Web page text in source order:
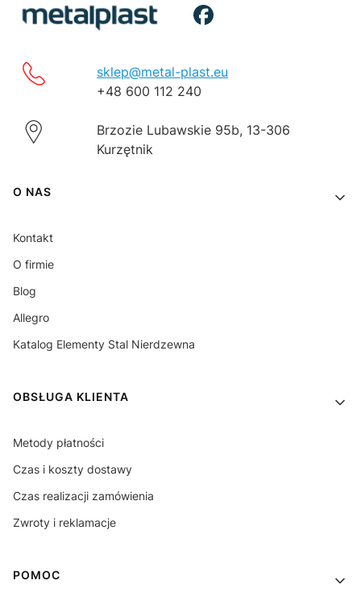
sklep@metal-plast.eu
+48 600 112 240
Brzozie Lubawskie 95b, 13-306
Kurzętnik
Linki w stopce
O NAS
Kontakt
O firmie
Blog
Allegro
Katalog Elementy Stal Nierdzewna
OBSŁUGA KLIENTA
Metody płatności
Czas i koszty dostawy
Czas realizacji zamówienia
Zwroty i reklamacje
POMOC